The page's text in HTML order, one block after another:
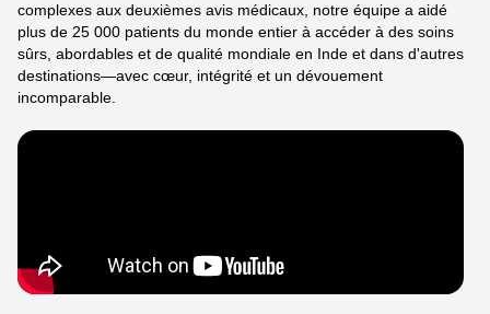
complexes aux deuxièmes avis médicaux, notre équipe a aidé
plus de 25 000 patients du monde entier à accéder à des soins
sûrs, abordables et de qualité mondiale en Inde et dans d'autres
destinations—avec cœur, intégrité et un dévouement
incomparable.